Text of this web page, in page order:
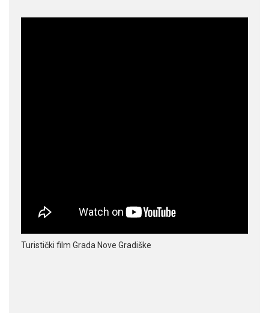
Turistički film Grada Nove Gradiške